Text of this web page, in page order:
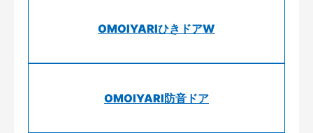
OMOIYARIひきドアW
OMOIYARI防音ドア